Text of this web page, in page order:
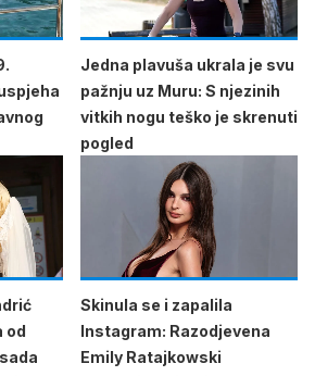
Jedna plavuša ukrala je svu
pažnju uz Muru: S njezinih
vitkih nogu teško je skrenuti
pogled
od
Skinula se i zapalila
Instagram: Razodjevena
Emily Ratajkowski